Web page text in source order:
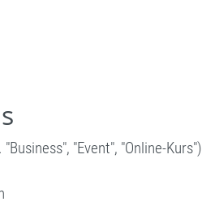
"Event", "Online-Kurs")